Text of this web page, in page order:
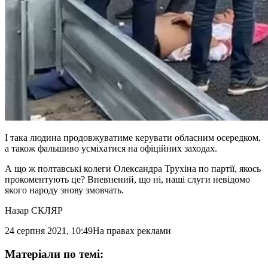
І така людина продовжуватиме керувати обласним осередком,
а також фальшиво усміхатися на офіційних заходах.
А що ж полтавські колеги Олександра Трухіна по партії, якось
прокоментують це? Впевнений, що ні, наші слуги невідомо
якого народу знову змовчать.
Назар СКЛЯР
24 серпня 2021, 10:49На правах реклами
Матеріали по темі: